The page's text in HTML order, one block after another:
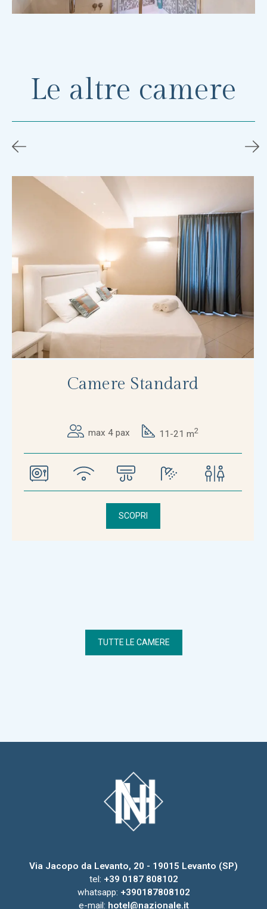
Le altre camere
Camere Standard
max 4 pax 11-21 m2
SCOPRI
TUTTE LE CAMERE
Via Jacopo da Levanto, 20 - 19015 Levanto (SP)
tel: +39 0187 808102
whatsapp: +390187808102
e-mail: hotel@nazionale.it